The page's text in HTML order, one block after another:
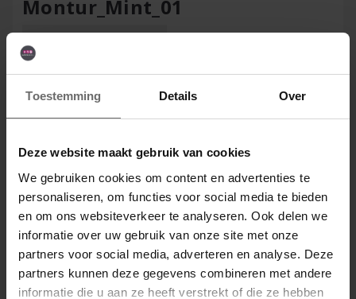
Toestemming Details Over
Deze website maakt gebruik van cookies
We gebruiken cookies om content en advertenties te
personaliseren, om functies voor social media te bieden
en om ons websiteverkeer te analyseren. Ook delen we
informatie over uw gebruik van onze site met onze
partners voor social media, adverteren en analyse. Deze
partners kunnen deze gegevens combineren met andere
informatie die u aan ze heeft verstrekt of die ze hebben
Montur_Mint_01
Geef een reactie
Je moetingelogd zijn opom een reactie te plaatsen.